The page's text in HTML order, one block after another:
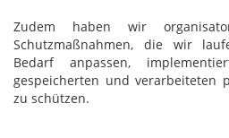
Zudem haben wir
Schutzmaßnahmen, die wir
Bedarf anpassen,
gespeicherten und verarbeiteten
zu schützen.